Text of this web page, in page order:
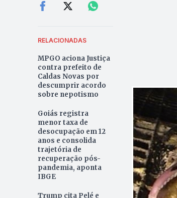
RELACIONADAS
MPGO aciona Justiça
contra prefeito de
Caldas Novas por
descumprir acordo
sobre nepotismo
Goiás registra
menor taxa de
desocupação em 12
anos e consolida
trajetória de
recuperação pós-
pandemia, aponta
IBGE
Trump cita Pelé e